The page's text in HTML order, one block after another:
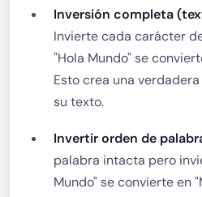
Inversión completa
Invierte cada carácter
"Hola Mundo" se
Esto crea una
su texto.
Invertir orden de
palabra intacta pero
Mundo" se convierte en